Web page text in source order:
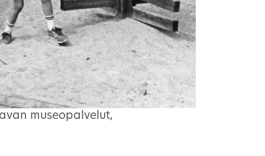
museopalvelut,